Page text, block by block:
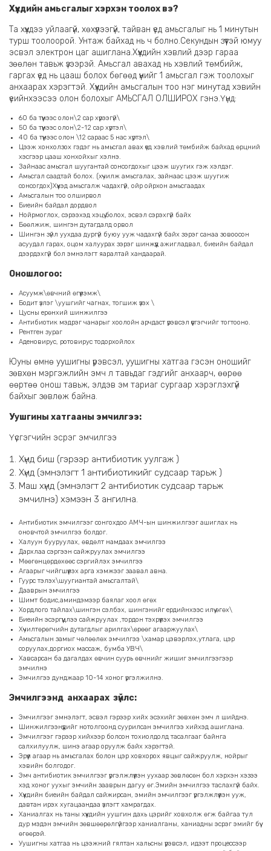
Хүүхдийн амьсгалыг хэрхэн тоолох вэ?
Та хүүхдээ уйлаагүй, хөхүүлээгүй, тайван үед амьсгалыг нь 1 минутын
турш тоолоорой. Унтаж байхад нь ч болно.Секундын зүүтэй юмуу
эсвэл электрон цаг ашиглана.Хүүхдийн хэвлий дээр гараа
зөөлөн тавьж үзээрэй. Амьсгал авахад нь хэвлий төмбийж,
гаргах үед нь цааш болох бөгөөд үүнийг 1 амьсгал гэж тоолохыг
анхаарах хэрэгтэй. Хүүхдийн амьсгалын тоо нэг минутад хэвийн
үеийнхээсээ олон болохыг АМЬСГАЛ ОЛШИРОХ гэнэ.Үүнд:
60 ба түүнээс олон\2 сар хүрээгүй\
50 ба түүнээс олон\2-12 сар хүртэл\
40 ба түүнээс олон \12 сараас 5 нас хүртэл\
Цээж хонхолзох гэдэг нь амьсгал авах үед хэвлий төмбийж байхад өрцний
хэсгээр цааш хонхойхыг хэлнэ.
Зайнаас амьсгал шуугантай сонсогдохыг цээж шуугих гэж хэлдэг.
Амьсгал саадтай болох. (хүчилж амьсгалах, зайнаас цээж шуугиж
сонсогдох)Хүүхэд амьсгалж чадахгүй, ойр ойрхон амьсгаадах
Амьсгалын тоо олширвол
Биеийн байдал дордвол
Нойрмоглох, сэрээхэд хэцүү болох, эсвэл сэрэхгүй байх
Бөөлжиж, шингэн дутагдалд орвол
Шингэн зүйл уухдаа дургүй буюу ууж чадахгүй байх зэрэг санаа зовоосон
асуудал гарах, оцом халуурах зэрэг шинжүүд ажигладвал, биеийн байдал
дээрдэхгүй бол эмнэлэгт яаралтай хандаарай.
Оношлогоо:
Асуумж\өвчний өгүүлэмж\
Бодит үзлэг \уушгийг чагнах, тогшиж үзэх \
Цусны ерөнхий шинжилгээ
Антибиотик мэдрэг чанарыг хоолойн арчдаст үрэвсэл үүсгэгчийг тогтооно.
Рентген зураг
Аденовирус, ротовирус тодорхойлох
Юуны өмнө уушигны үрэвсэл, уушигны хатгаа гэсэн оношийг
зөвхөн мэргэжлийн эмч л тавьдаг гэдгийг анхаарч, өөрөө
өөртөө онош тавьж, элдэв эм тариаг сургаар хэрэглэхгүй
байхыг зөвлөж байна.
Уушгины хатгааны эмчилгээ:
Үүсгэгчийн эсрэг эмчилгээ
Хүнд биш (гэрээр антибиотик уулгаж )
Хүнд (эмнэлэгт 1 антибиотикийг судсаар тарьж )
Маш хүнд (эмнэлэгт 2 антибиотик судсаар тарьж
эмчилнэ) хэмээн 3 ангилна.
Антибиотик эмчилгээг сонгохдоо АМЧ-ын шинжилгээг ашиглах нь
оновчтой эмчилгээ болдог.
Халуун бууруулах, өвдөлт намдаах эмчилгээ
Дархлаа сэргээн сайжруулах эмчилгээ
Мөөгөнцөрдөхөөс сэргийлэх эмчилгээ
Агаарыг чийгшүүлэх арга хэмжээг заавал авна.
Гуурс тэлэх\шуугиантай амьсгалтай\
Дааврын эмчилгээ
Шимт бодис,аминдэмээр баялаг хоол өгөх
Хордлого тайлах\шингэн сэлбэх, шингэнийг ердийнхээс илүү өгөх\
Биеийн эсэргүүцлээ сайжруулах ,тордон тэхрүүлэх эмчилгээ
Хүчилтөрөгчийн дутагдлыг арилгах\өрөөг агааржуулах\
Амьсгалын замыг чөлөөлөх эмчилгээ \хамар цэвэрлэх,утлага, цэр
соруулах,доргиох массаж, бумба УВЧ\
Хавсарсан ба дагалдах өвчин суурь өвчнийг жишиг эмчилгээгээр
эмчилнэ
Эмчилгээ дунджаар 10-14 хоног үргэлжилнэ.
Эмчилгээнд анхаарах зүйлс:
Эмчилгээг эмнэлэгт, эсвэл гэрээр хийх эсэхийг зөвхөн эмч л шийднэ.
Шинжилгээнүүдийг нотолгоонд суурилсан эмчилгээ хийхэд ашиглана.
Эмчилгээг гэрээр хийхээр болсон тохиолдолд тасалгааг байнга
салхилуулж, шинэ агаар оруулж байх хэрэгтэй.
Эрүүл агаар нь амьсгалах болон цэр ховхорох явцыг сайжруулж, нойрыг
хэвийн болгодог.
Эмч антибиотик эмчилгээг үргэлжлүүлэн уухаар зөвлөсөн бол хэрхэн хэзээ
хэд хоног уухыг эмчийн зааврын дагуу өг.Эмийн эмчилгээ таслахгүй байх.
Хүүхдийн биеийн байдал сайжирсан, эмийн эмчилгээг үргэлжлүүлэн ууж,
давтан ирэх хугацаандаа үзлэгт хамрагдах.
Ханиалгах нь таны хүүхдийн уушгин дахь цэрийг ховхолж өгж байгаа тул
дур мэдэн эмчийн зөвшөөрөлгүйгээр ханиалганы, ханиадны эсрэг эмийг бүү
өгөөрэй.
Уушигны хатгаа нь цээжний гялтан хальсны үрэвсэл, идээт процессээр